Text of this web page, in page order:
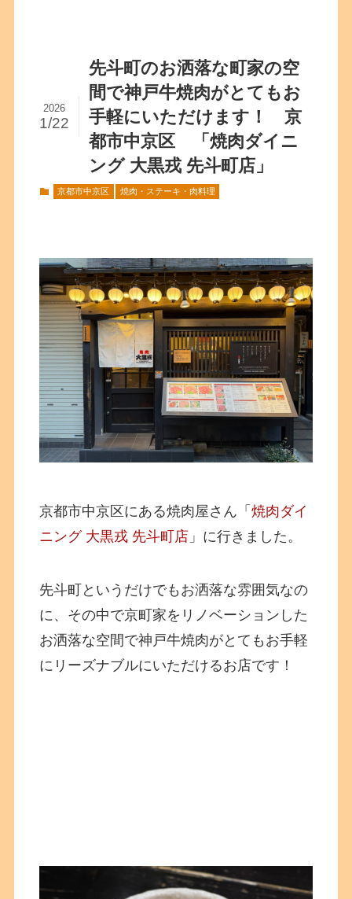
先斗町のお洒落な町家の空
間で神戸牛焼肉がとてもお
手軽にいただけます！ 京
都市中京区 「焼肉ダイニ
ング 大黒戎 先斗町店」
2026
1/22
京都市中京区 焼肉・ステーキ・肉料理
京都市中京区にある焼肉屋さん「焼肉ダイ
ニング 大黒戎 先斗町店 」に行きました。
先斗町というだけでもお洒落な雰囲気なの
に、その中で京町家をリノベーションした
お洒落な空間で神戸牛焼肉がとてもお手軽
にリーズナブルにいただけるお店です！